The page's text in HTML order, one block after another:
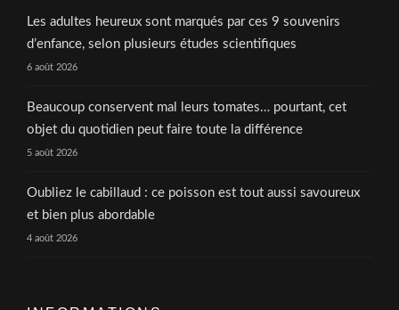
Les adultes heureux sont marqués par ces 9 souvenirs
d’enfance, selon plusieurs études scientifiques
6 août 2026
Beaucoup conservent mal leurs tomates… pourtant, cet
objet du quotidien peut faire toute la différence
5 août 2026
Oubliez le cabillaud : ce poisson est tout aussi savoureux
et bien plus abordable
4 août 2026